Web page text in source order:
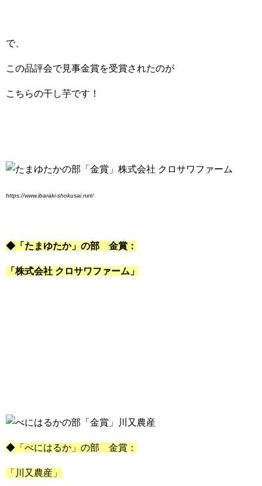
で、
この品評会で見事金賞を受賞されたのが
こちらの干し芋です！
https://www.ibaraki-shokusai.net/
◆「たまゆたか」の部 金賞：
「株式会社 クロサワファーム」
◆「べにはるか」の部 金賞：
「川又農産」